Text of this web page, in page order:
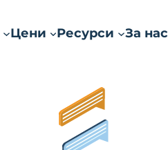
Цени Ресурси За нас